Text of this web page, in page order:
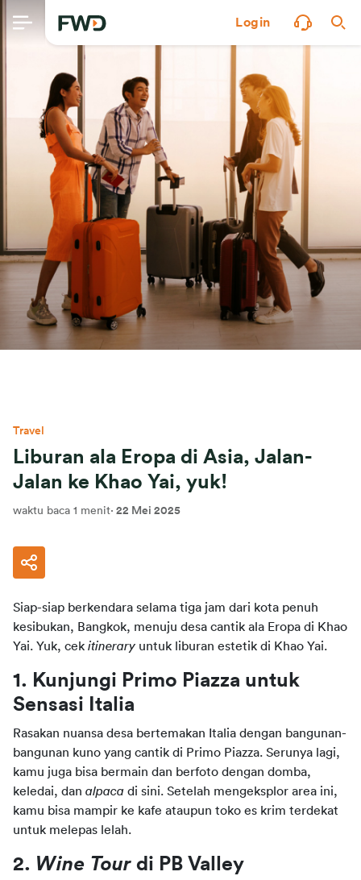
Login
Travel
Liburan ala Eropa di Asia, Jalan-
Jalan ke Khao Yai, yuk!
waktu baca 1 menit· 22 Mei 2025
Siap-siap berkendara selama tiga jam dari kota penuh
kesibukan, Bangkok, menuju desa cantik ala Eropa di Khao
Yai. Yuk, cek itinerary untuk liburan estetik di Khao Yai.
1. Kunjungi Primo Piazza untuk
Sensasi Italia
Rasakan nuansa desa bertemakan Italia dengan bangunan-
bangunan kuno yang cantik di Primo Piazza. Serunya lagi,
kamu juga bisa bermain dan berfoto dengan domba,
keledai, dan alpaca di sini. Setelah mengeksplor area ini,
kamu bisa mampir ke kafe ataupun toko es krim terdekat
untuk melepas lelah.
2. Wine Tour di PB Valley